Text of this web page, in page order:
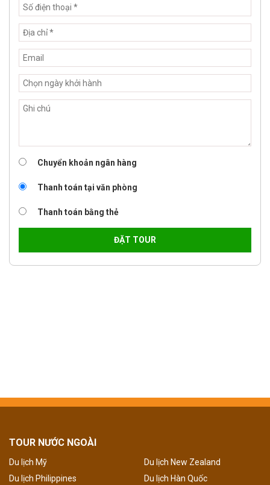
Chuyển khoản ngân hàng
Thanh toán tại văn phòng
Thanh toán bằng thẻ
ĐẶT TOUR
TOUR NƯỚC NGOÀI
Du lịch Mỹ
Du lịch New Zealand
Du lịch Philippines
Du lịch Hàn Quốc